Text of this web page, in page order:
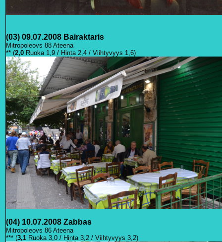
(03) 09.07.2008 Bairaktaris
Mitropoleovs 88 Ateena
** (2,0 Ruoka 1,9 / Hinta 2,4 / Viihtyvyys 1,6)
(04) 10.07.2008 Zabbas
Mitropoleovs 86 Ateena
*** (3,1 Ruoka 3,0 / Hinta 3,2 / Viihtyvyys 3,2)